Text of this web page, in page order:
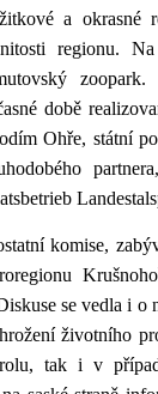
a
regionu.
zoopark.
době
Ohře, státní
komise,
se vedla i o
životního
tak i v